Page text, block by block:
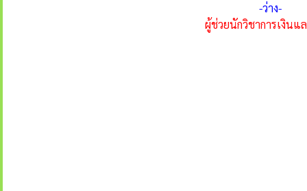
-ว่าง-
ผู้ช่วยนักวิชาการเงิน